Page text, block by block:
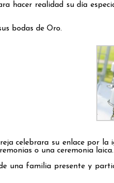
hacer realidad su día
bodas de Oro.
celebrara su enlace por la
o una ceremonia laica.
una familia presente y